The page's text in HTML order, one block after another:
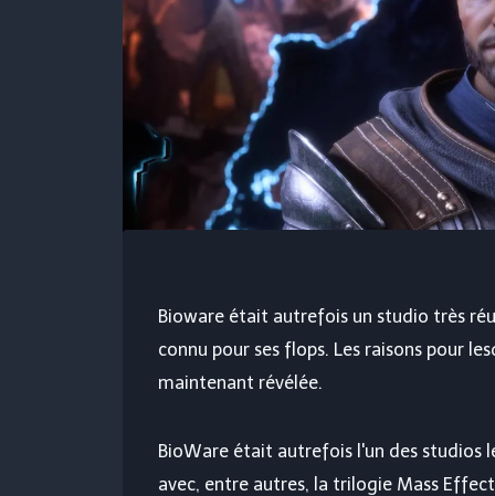
Bioware était autrefois un studio très
connu pour ses flops. Les raisons pour
maintenant révélée.
BioWare était autrefois l'un des studios
avec, entre autres, la trilogie Mass